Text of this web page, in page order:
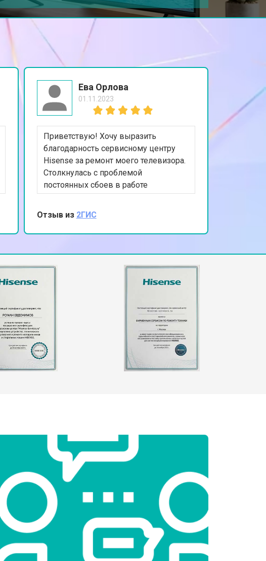
от 3700 ₽ Заказать
от 5500 ₽
от 4800 ₽ Заказать
Ева Орлова
01.11.2023
Приветствую! Хочу выразить
благодарность сервисному центру
Hisense за ремонт моего телевизора.
Столкнулась с проблемой
постоянных сбоев в работе
устройства. Ваша команда
профессионально провела
диагностику и устранила
программные ошибки. Теперь
Ценю ваш профессионализм и
оперативность. Спасибо за
Отзыв из 2ГИС